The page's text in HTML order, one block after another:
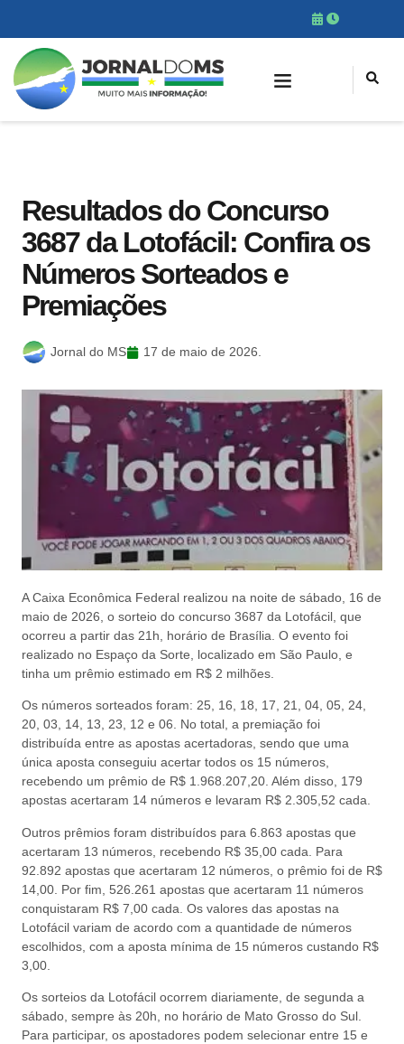
Resultados do Concurso
3687 da Lotofácil: Confira os
Números Sorteados e
Premiações
Jornal do MS 17 de maio de 2026.
A Caixa Econômica Federal realizou na noite de sábado, 16 de
maio de 2026, o sorteio do concurso 3687 da Lotofácil, que
ocorreu a partir das 21h, horário de Brasília. O evento foi
realizado no Espaço da Sorte, localizado em São Paulo, e
tinha um prêmio estimado em R$ 2 milhões.
Os números sorteados foram: 25, 16, 18, 17, 21, 04, 05, 24,
20, 03, 14, 13, 23, 12 e 06. No total, a premiação foi
distribuída entre as apostas acertadoras, sendo que uma
única aposta conseguiu acertar todos os 15 números,
recebendo um prêmio de R$ 1.968.207,20. Além disso, 179
apostas acertaram 14 números e levaram R$ 2.305,52 cada.
Outros prêmios foram distribuídos para 6.863 apostas que
acertaram 13 números, recebendo R$ 35,00 cada. Para
92.892 apostas que acertaram 12 números, o prêmio foi de R$
14,00. Por fim, 526.261 apostas que acertaram 11 números
conquistaram R$ 7,00 cada. Os valores das apostas na
Lotofácil variam de acordo com a quantidade de números
escolhidos, com a aposta mínima de 15 números custando R$
3,00.
Os sorteios da Lotofácil ocorrem diariamente, de segunda a
sábado, sempre às 20h, no horário de Mato Grosso do Sul.
Para participar, os apostadores podem selecionar entre 15 e